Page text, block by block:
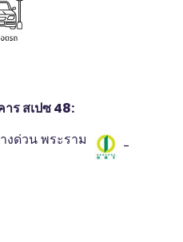
ร สเปซ 48:
งด่วน พระราม
-